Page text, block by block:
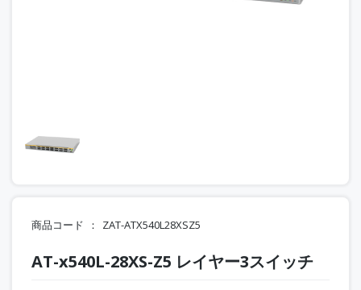
商品コード ZAT-ATX540L28XSZ5
AT-x540L-28XS-Z5 レイヤー3スイッチ